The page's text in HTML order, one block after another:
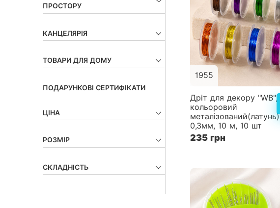
ПРОСТОРУ
КАНЦЕЛЯРІЯ
ТОВАРИ ДЛЯ ДОМУ
ПОДАРУНКОВІ СЕРТИФІКАТИ
ЦІНА
РОЗМІР
СКЛАДНІСТЬ
1955
Дріт для декору "WB",
кольоровий
металізований(латунь)
0,3мм, 10 м, 10 шт
235 грн